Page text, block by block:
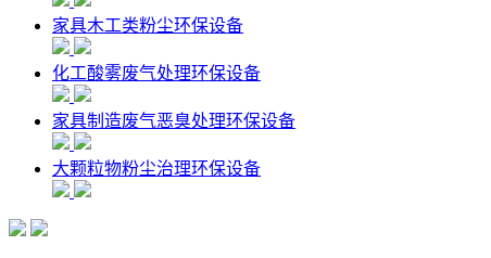
家具木工类粉尘环保设备
化工酸雾废气处理环保设备
家具制造废气恶臭处理环保设备
大颗粒物粉尘治理环保设备